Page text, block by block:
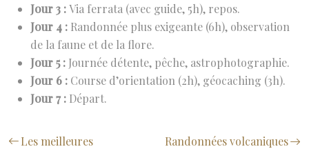
Jour 3 :Via ferrata (avec guide, 5h), repos.
Jour 4 : Randonnée plus exigeante (6h), observation
de la faune et de la flore.
Jour 5 : Journée détente, pêche, astrophotographie.
Jour 6 : Course d’orientation (2h), géocaching (3h).
Jour 7 : Départ.
Les meilleures
Randonnées volcaniques